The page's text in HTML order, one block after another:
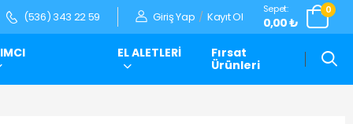
(536) 343 22 59 Giriş Yap / Kayıt Ol
Sepet:
0,00 ₺
0
EL ALETLERİ
Fırsat
Ürünleri